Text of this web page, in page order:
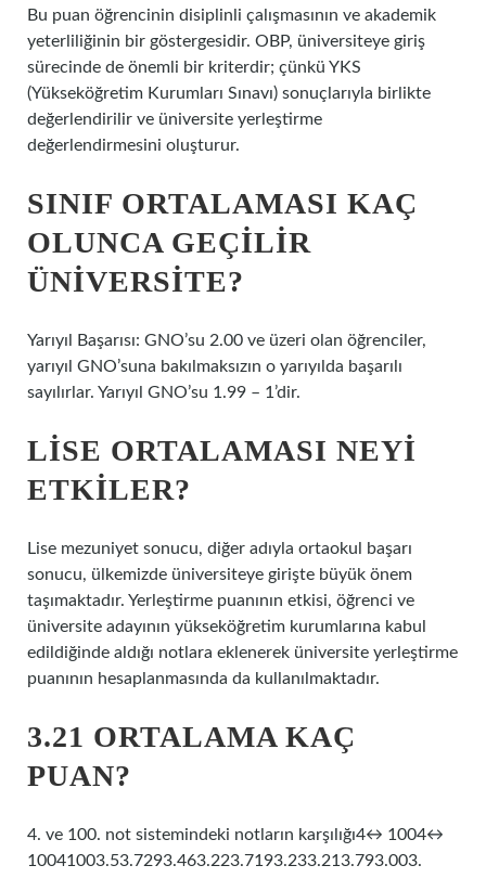
Bu puan öğrencinin disiplinli çalışmasının ve akademik
yeterliliğinin bir göstergesidir. OBP, üniversiteye giriş
sürecinde de önemli bir kriterdir; çünkü YKS
(Yükseköğretim Kurumları Sınavı) sonuçlarıyla birlikte
değerlendirilir ve üniversite yerleştirme
değerlendirmesini oluşturur.
SINIF ORTALAMASI KAÇ
OLUNCA GEÇILIR
ÜNIVERSITE?
Yarıyıl Başarısı: GNO’su 2.00 ve üzeri olan öğrenciler,
yarıyıl GNO’suna bakılmaksızın o yarıyılda başarılı
sayılırlar. Yarıyıl GNO’su 1.99 – 1’dir.
LISE ORTALAMASI NEYI
ETKILER?
Lise mezuniyet sonucu, diğer adıyla ortaokul başarı
sonucu, ülkemizde üniversiteye girişte büyük önem
taşımaktadır. Yerleştirme puanının etkisi, öğrenci ve
üniversite adayının yükseköğretim kurumlarına kabul
edildiğinde aldığı notlara eklenerek üniversite yerleştirme
puanının hesaplanmasında da kullanılmaktadır.
3.21 ORTALAMA KAÇ
PUAN?
4. ve 100. not sistemindeki notların karşılığı4↔ 1004↔
10041003.53.7293.463.223.7193.233.213.793.003.